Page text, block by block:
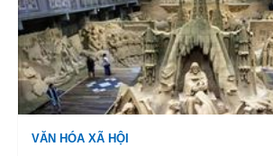
VĂN HÓA XÃ HỘI